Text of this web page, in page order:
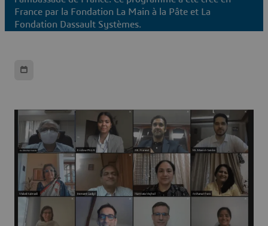
France par la Fondation La Main à la Pâte et La
Fondation Dassault Systèmes.